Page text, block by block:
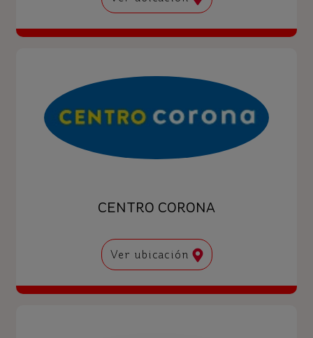
CENTRO CORONA
Ver ubicación